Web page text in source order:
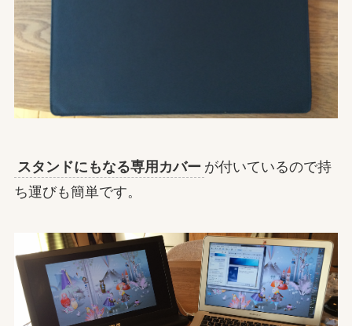
スタンドにもなる専用カバー が付いているので持
ち運びも簡単です。